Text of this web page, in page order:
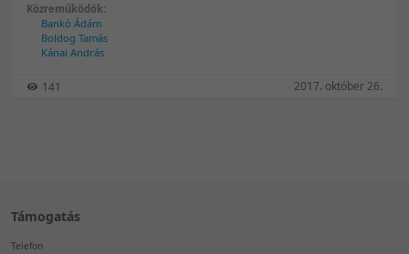
Közreműködők:
Bankó Ádám
Boldog Tamás
Kánai András
141 2017. október 26.
Támogatás
Telefon